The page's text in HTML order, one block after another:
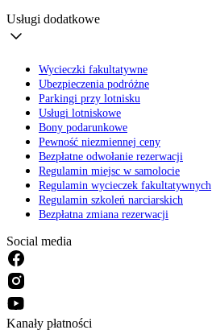
Usługi dodatkowe
Wycieczki fakultatywne
Ubezpieczenia podróżne
Parkingi przy lotnisku
Usługi lotniskowe
Bony podarunkowe
Pewność niezmiennej ceny
Bezpłatne odwołanie rezerwacji
Regulamin miejsc w samolocie
Regulamin wycieczek fakultatywnych
Regulamin szkoleń narciarskich
Bezpłatna zmiana rezerwacji
Social media
Kanały płatności